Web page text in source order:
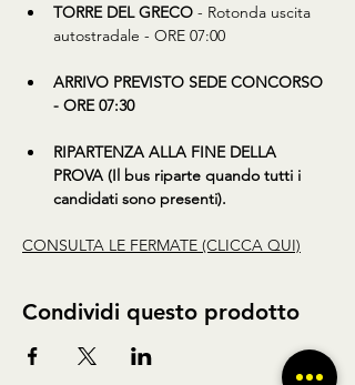
TORRE DEL GRECO - Rotonda uscita
autostradale - ORE 07:00
ARRIVO PREVISTO SEDE CONCORSO
- ORE 07:30
RIPARTENZA ALLA FINE DELLA
PROVA (Il bus riparte quando tutti i
candidati sono presenti).
CONSULTA LE FERMATE (CLICCA QUI)
Condividi questo prodotto